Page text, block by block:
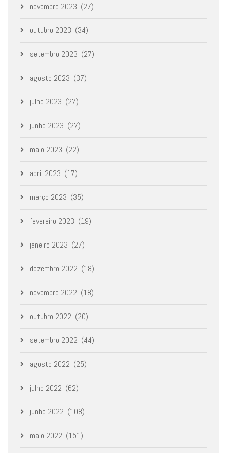
novembro 2023 (27)
outubro 2023 (34)
setembro 2023 (27)
agosto 2023 (37)
julho 2023 (27)
junho 2023 (27)
maio 2023 (22)
abril 2023 (17)
março 2023 (35)
fevereiro 2023 (19)
janeiro 2023 (27)
dezembro 2022 (18)
novembro 2022 (18)
outubro 2022 (20)
setembro 2022 (44)
agosto 2022 (25)
julho 2022 (62)
junho 2022 (108)
maio 2022 (151)